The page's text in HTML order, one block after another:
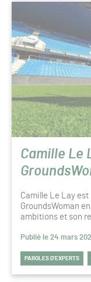
Camille Le
Camille Le Lay est
GroundsWoman
ambitions et son
Publié le 24 mars
PAROLES D’EXPERTS